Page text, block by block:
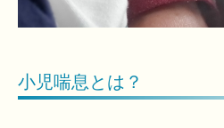
小児喘息とは？